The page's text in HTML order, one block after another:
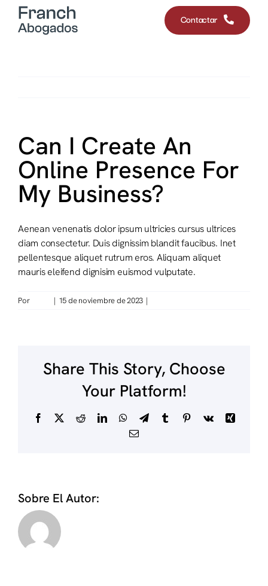
Saltar
contenido
Contactar
Can I Create An
Online Presence For
My Business?
Aenean venenatis dolor ipsum ultricies cursus ultrices
diam consectetur. Duis dignissim blandit faucibus. Inet
pellentesque aliquet rutrum eros. Aliquam aliquet
mauris eleifend dignisim euismod vulputate.
Por | 15 de noviembre de 2023 |
Share This Story, Choose
Your Platform!
Facebook RedditLinkedInWhatsApp
TelegramTumblrPinterestVk
Xing
Correo
Sobre El Autor: